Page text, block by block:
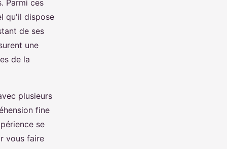
Parmi ces
qu'il dispose
de ses
une
de la
plusieurs
fine
se
vous faire